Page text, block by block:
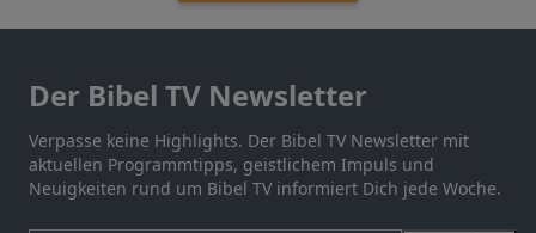
Der Bibel TV Newsletter
Verpasse keine Highlights. Der Bibel TV Newsletter mit
aktuellen Programmtipps, geistlichem Impuls und
Neuigkeiten rund um Bibel TV informiert Dich jede Woche.